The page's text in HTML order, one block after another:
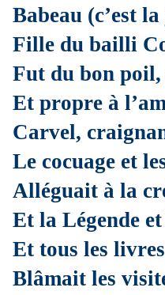
Babeau (c’est
Fille du bailli
Fut du bon poil,
Et propre à
Carvel,
Le cocuage et
Alléguait à la
Et la Légende
Et tous les
Blâmait les